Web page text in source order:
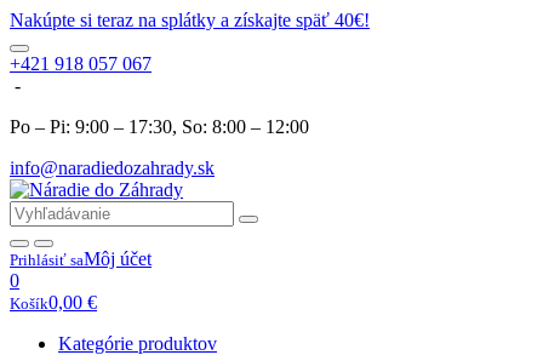
Nakúpte si teraz na splátky a získajte späť 40€!
+421 918 057 067
-
Po – Pi: 9:00 – 17:30, So: 8:00 – 12:00
info@naradiedozahrady.sk
Prihlásiť saMôj účet
0
Košík0,00 €
Kategórie produktov